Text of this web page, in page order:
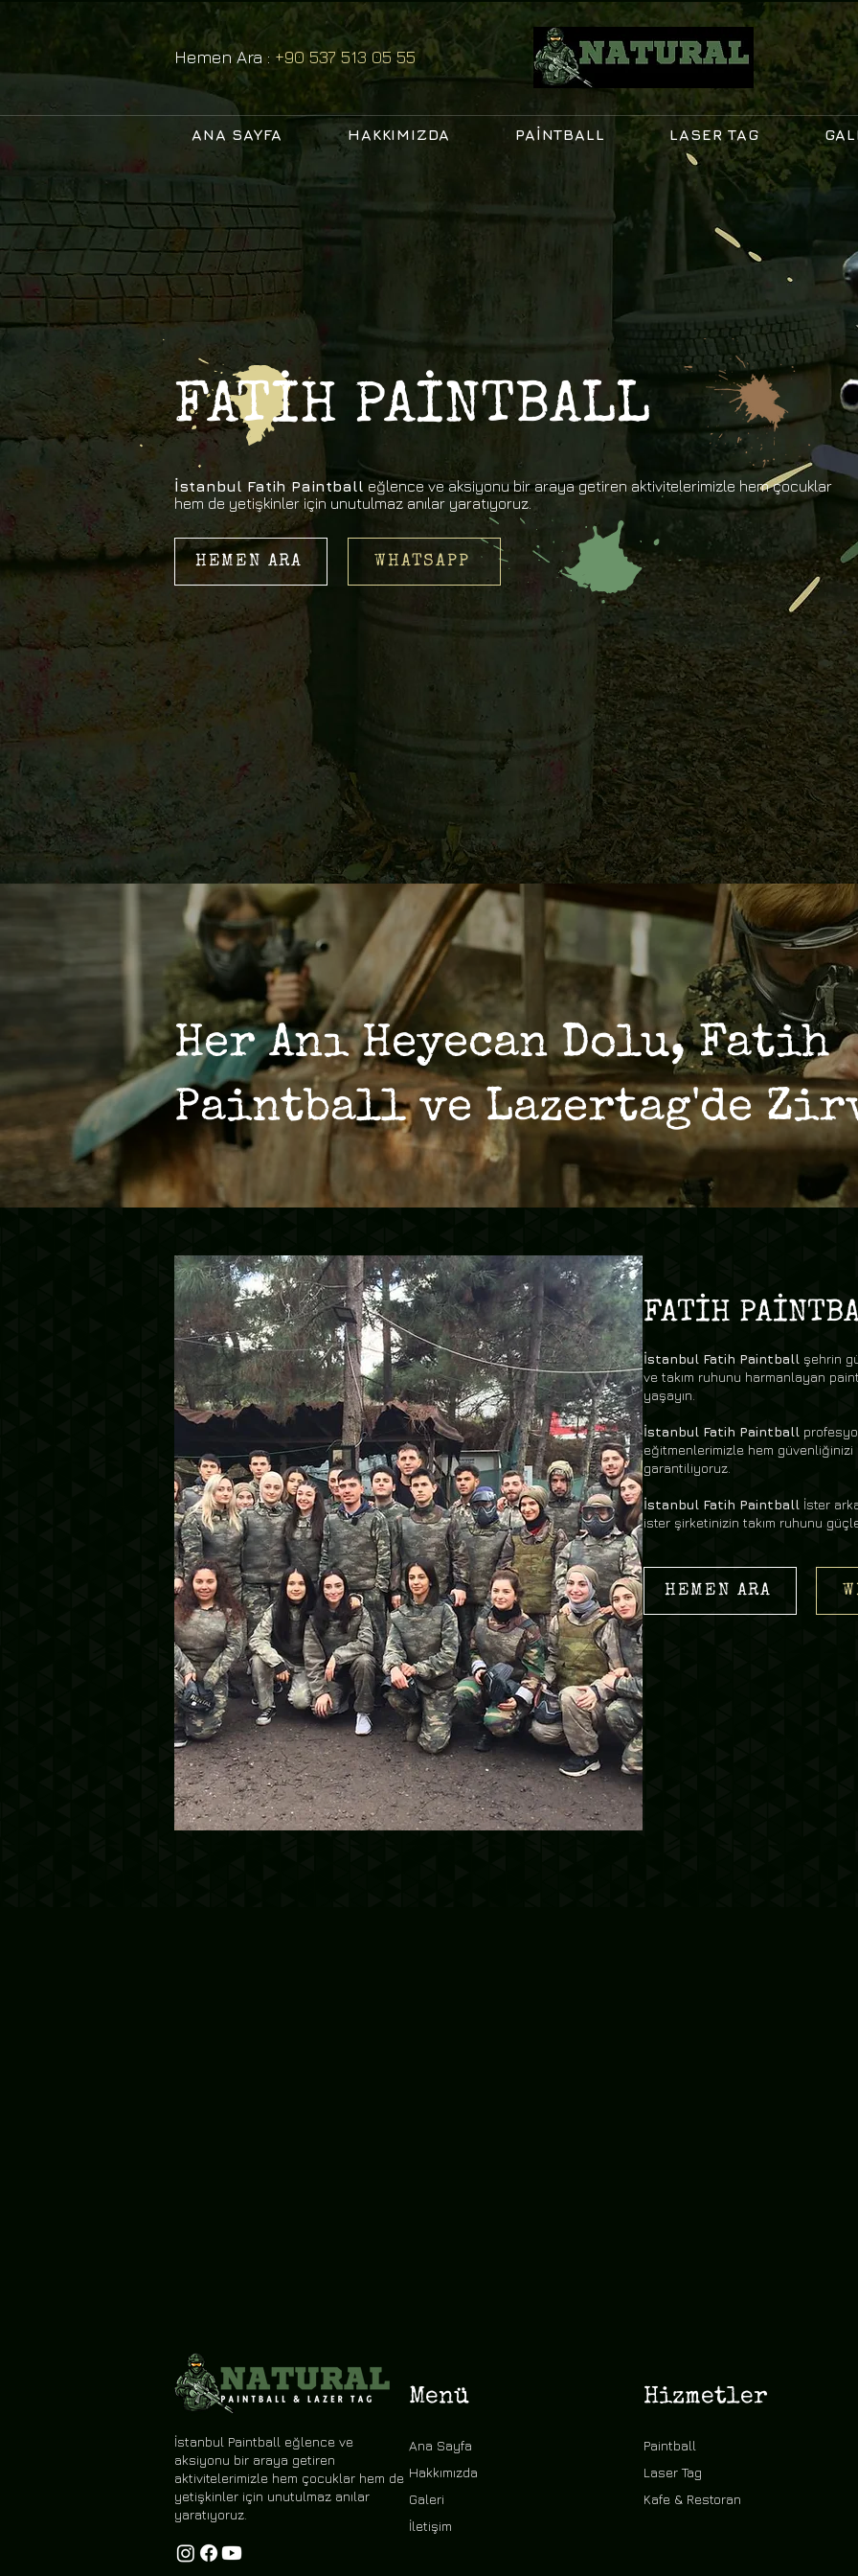
Hemen Ara : +90 537 513 05 55
ANA SAYFA HAKKIMIZDA PAINTBALL LASER TAG
FATİH PAİNTBALL
İstanbul Fatih Paintball eğlence ve aksiyonu bir araya getiren aktivitelerimizle hem çocuklar
hem de yetişkinler için unutulmaz anılar yaratıyoruz.
HEMEN ARA WHATSAPP
Her Anı Heyecan Dolu, Fatih
Paintball ve Lazertag'de
FATİH
İstanbul Fatih Paintball şehrin
ve takım ruhunu harmanlayan
yaşayın.
İstanbul Fatih Paintball
eğitmenlerimizle hem
garantiliyoruz.
İstanbul Fatih Paintball İster
ister şirketinizin takım ruhunu
HEMEN ARA
İstanbul Paintball eğlence ve
aksiyonu bir araya getiren
aktivitelerimizle hem çocuklar hem de
yetişkinler için unutulmaz anılar
yaratıyoruz.
Menü
Ana Sayfa
Hakkımızda
Galeri
İletişim
Hizmetler
Paintball
Laser Tag
Kafe & Restoran